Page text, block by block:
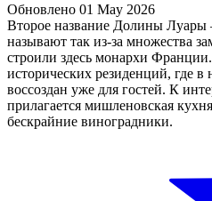
Обновлено 01 May 2026
Второе название Долины
называют так из-за множества
строили здесь монархи
исторических резиденций, где
воссоздан уже для гостей. К
прилагается мишленовская
бескрайние виноградники.